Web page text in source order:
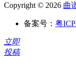
Copyright © 2026 曲
备案号： 粤
立即
投稿